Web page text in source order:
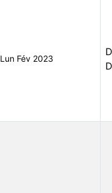
Lun Fév 2023